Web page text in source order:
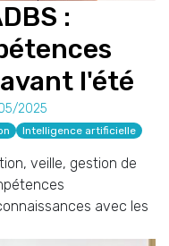
:
l'été
2025
Intelligence artificielle
veille, gestion de
avec les